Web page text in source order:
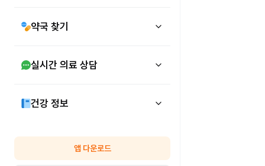
약국 찾기
실시간 의료 상담
건강 정보
앱 다운로드